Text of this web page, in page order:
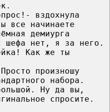
вздохнула
все начинаете
демиурга
шефа нет, я за него.
Как же ты
произношу
набора.
Ну да вы,
спросите.